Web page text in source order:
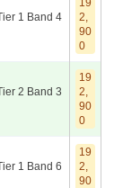
1 Band 4
19
2,
90
0
2 Band 3
19
2,
90
0
1 Band 6
19
2,
90